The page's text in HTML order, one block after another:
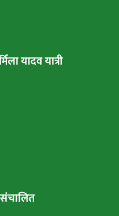
यादव यात्री
संचालित